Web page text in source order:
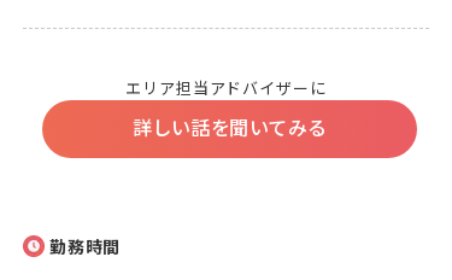
エリア担当アドバイザーに
詳しい話を聞いてみる
勤務時間